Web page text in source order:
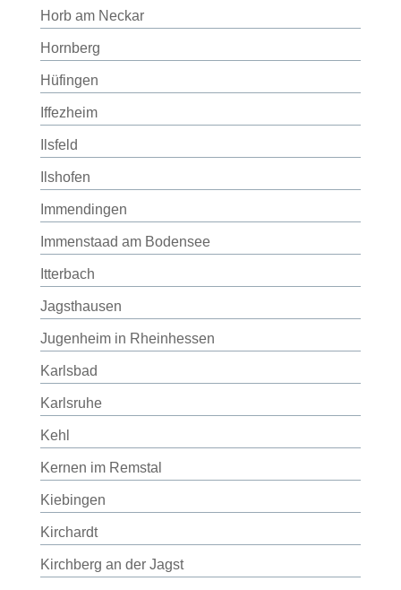
Horb am Neckar
Hornberg
Hüfingen
Iffezheim
Ilsfeld
Ilshofen
Immendingen
Immenstaad am Bodensee
Itterbach
Jagsthausen
Jugenheim in Rheinhessen
Karlsbad
Karlsruhe
Kehl
Kernen im Remstal
Kiebingen
Kirchardt
Kirchberg an der Jagst